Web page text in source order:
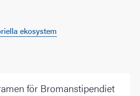
ekosystem
för Bromanstipendiet